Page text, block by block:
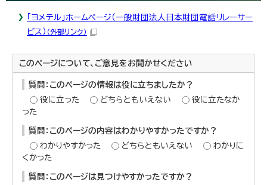
「ヨメテル」ホームページ（一般財団法人日本財団電話リレーサー
ビス） （外部リンク）
このページについて、ご意見をお聞かせください
質問：このページの情報は役に立ちましたか？
役に立った
どちらともいえない
役に立たなか
った
質問：このページの内容はわかりやすかったですか？
わかりやすかった
どちらともいえない
わかりに
くかった
質問：このページは見つけやすかったですか？